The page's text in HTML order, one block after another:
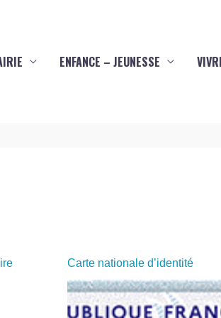
ENFANCE – JEUNESSE
Carte nationale d’identité